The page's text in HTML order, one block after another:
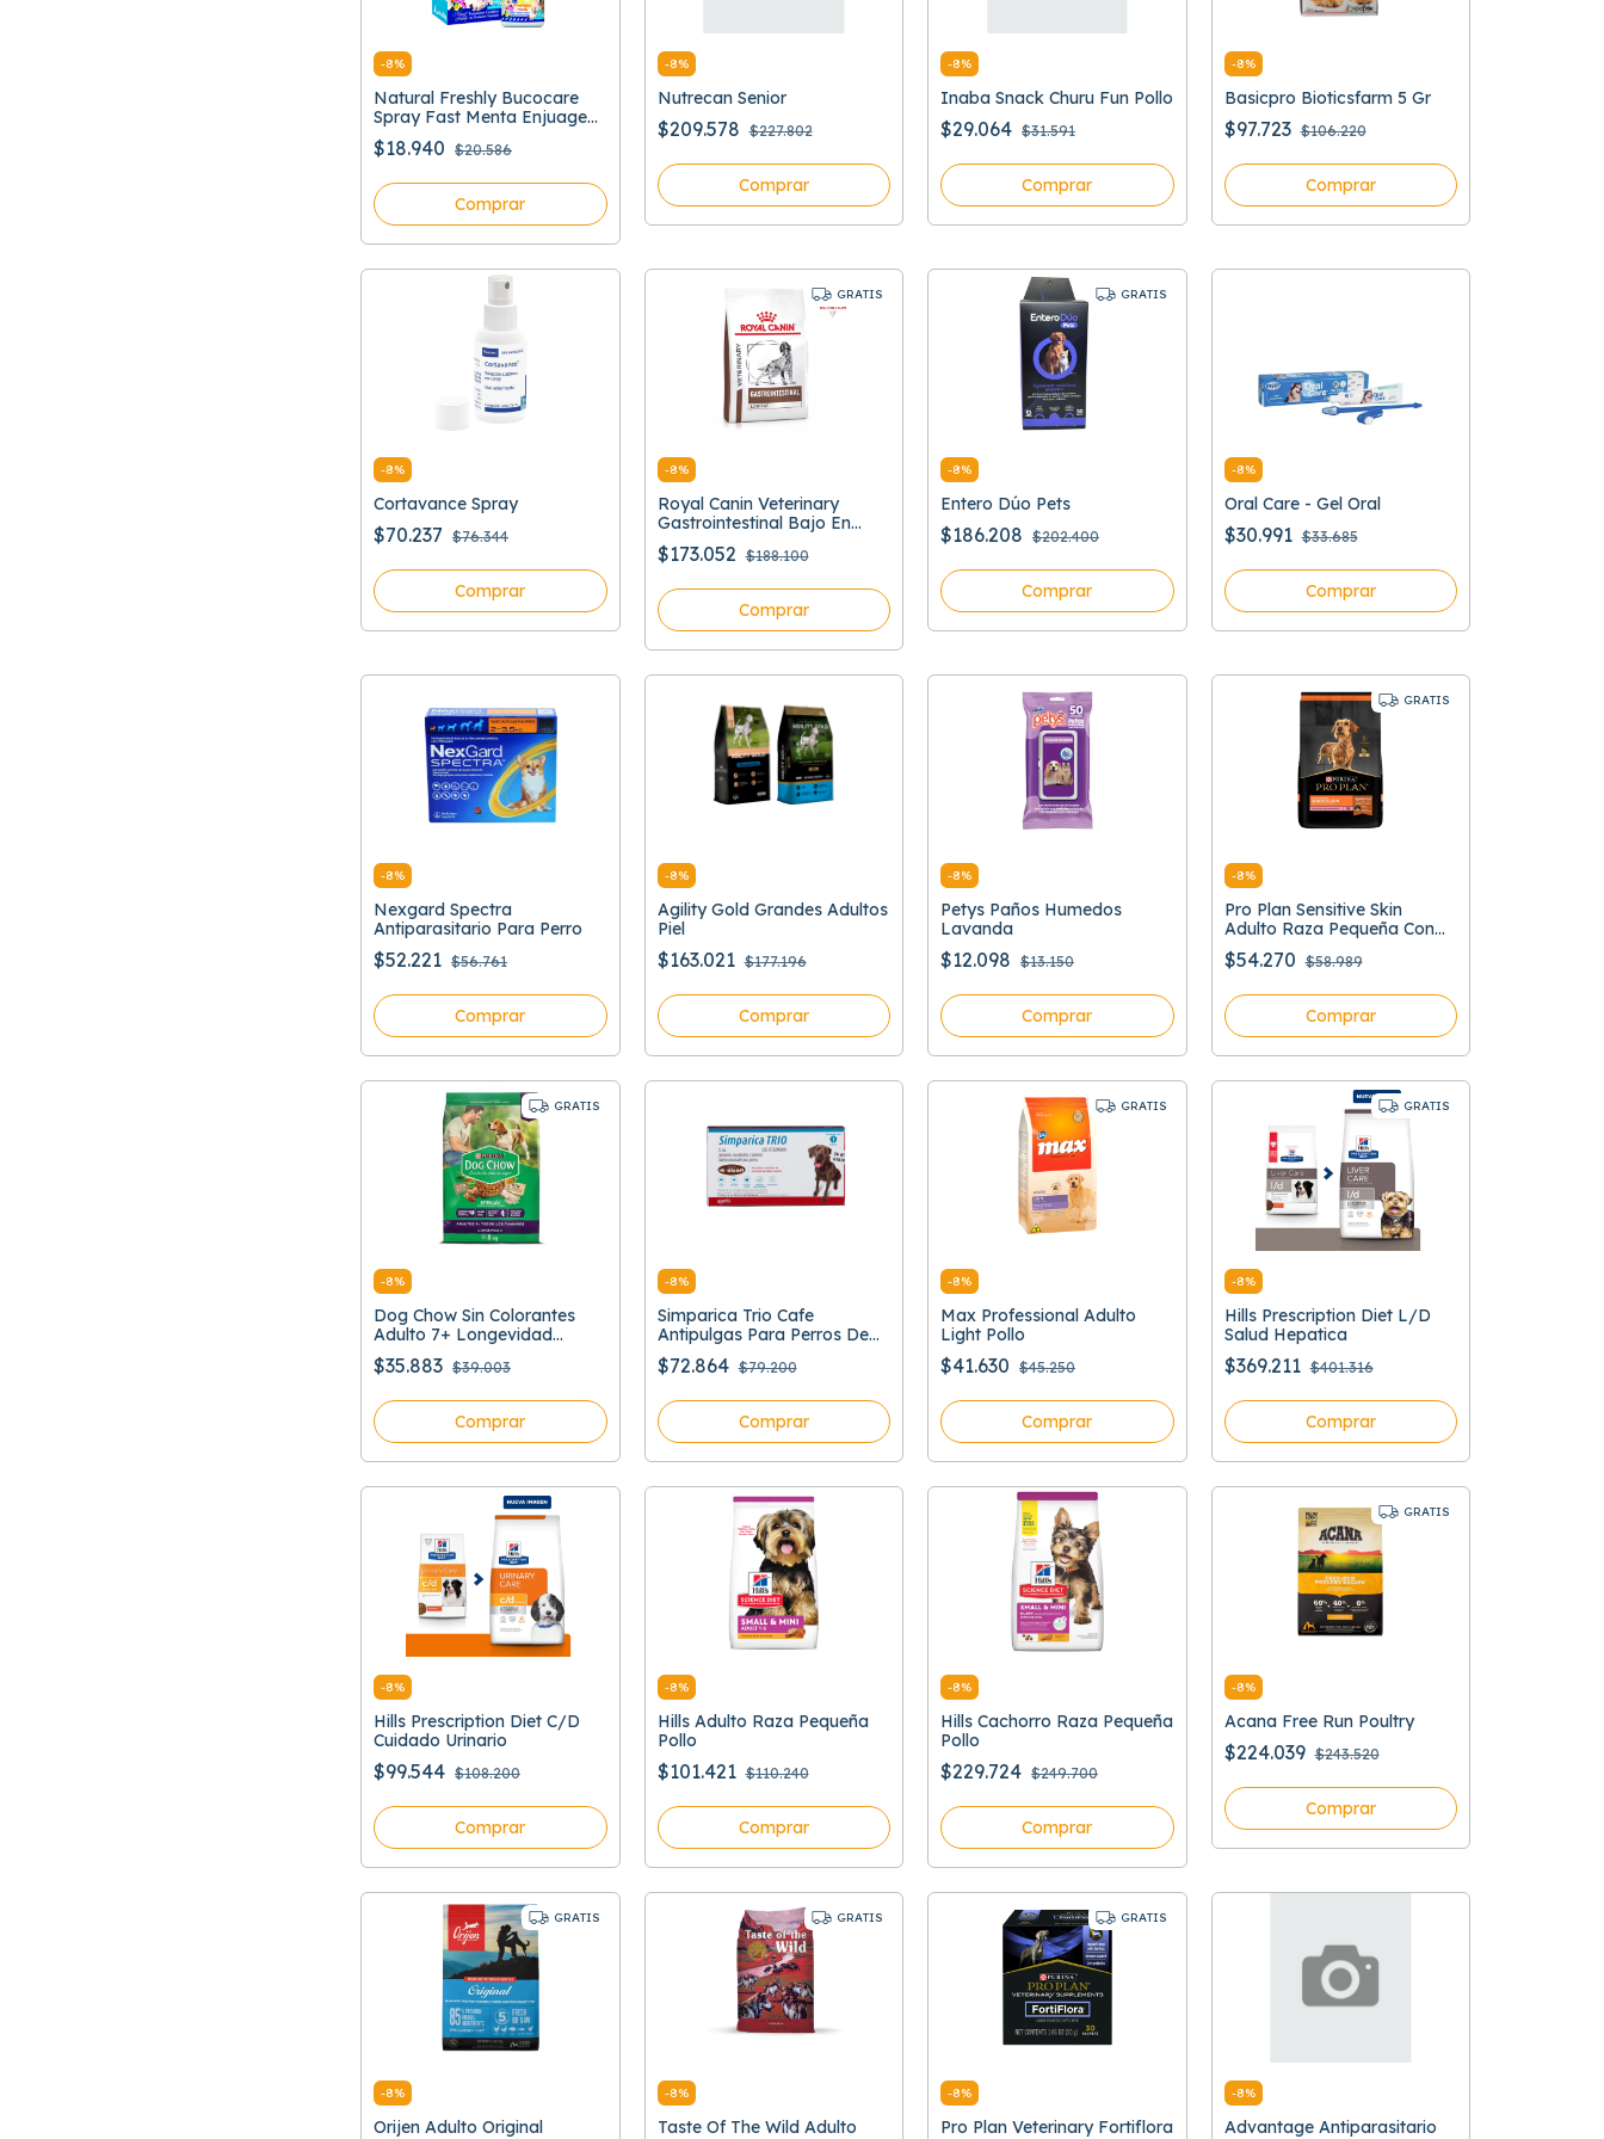
-8%
Natural Freshly Bucocare
Spray Fast Menta Enjuage
Bucal
$18.940 $20.586
Comprar
-8%
Nutrecan Senior
$209.578 $227.802
Comprar
-8%
Inaba Snack Churu Fun Pollo
$29.064 $31.591
Comprar
-8%
Basicpro Bioticsfarm 5 Gr
$97.723 $106.220
Comprar
-8%
Cortavance Spray
$70.237 $76.344
Comprar
GRATIS
-8%
Royal Canin Veterinary
Gastrointestinal Bajo En
Grasa
$173.052 $188.100
Comprar
GRATIS
-8%
Entero Dúo Pets
$186.208 $202.400
Comprar
-8%
Oral Care - Gel Oral
$30.991 $33.685
Comprar
-8%
Nexgard Spectra
Antiparasitario Para Perro
$52.221 $56.761
Comprar
-8%
Agility Gold Grandes Adultos
Piel
$163.021 $177.196
Comprar
-8%
Petys Paños Humedos
Lavanda
$12.098 $13.150
Comprar
GRATIS
-8%
Pro Plan Sensitive Skin
Adulto Raza Pequeña Con
Optiderma
$54.270 $58.989
Comprar
GRATIS
-8%
Dog Chow Sin Colorantes
Adulto 7+ Longevidad
Todos Los Tamaños
$35.883 $39.003
Comprar
-8%
Simparica Trio Cafe
Antipulgas Para Perros De
40 A 60 Kg
$72.864 $79.200
Comprar
GRATIS
-8%
Max Professional Adulto
Light Pollo
$41.630 $45.250
Comprar
GRATIS
-8%
Hills Prescription Diet L/D
Salud Hepatica
$369.211 $401.316
Comprar
-8%
Hills Prescription Diet C/D
Cuidado Urinario
$99.544 $108.200
Comprar
-8%
Hills Adulto Raza Pequeña
Pollo
$101.421 $110.240
Comprar
-8%
Hills Cachorro Raza Pequeña
Pollo
$229.724 $249.700
Comprar
GRATIS
-8%
Acana Free Run Poultry
$224.039 $243.520
Comprar
GRATIS
-8%
Orijen Adulto Original
GRATIS
-8%
Taste Of The Wild Adulto
GRATIS
-8%
Pro Plan Veterinary Fortiflora
-8%
Advantage Antiparasitario